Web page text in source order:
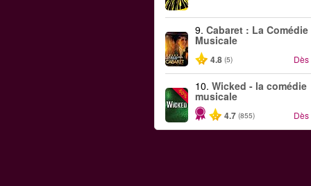
9. Cabaret : La Comédie
Musicale
4.8 (5) Dès
-50%
10. Wicked - la comédie
musicale
4.7 (855) Dès